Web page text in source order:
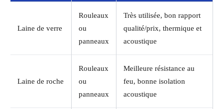
Laine de verre
Rouleaux
ou
panneaux
Très utilisée, bon rapport
qualité/prix, thermique et
acoustique
Laine de roche
Rouleaux
ou
panneaux
Meilleure résistance au
feu, bonne isolation
acoustique